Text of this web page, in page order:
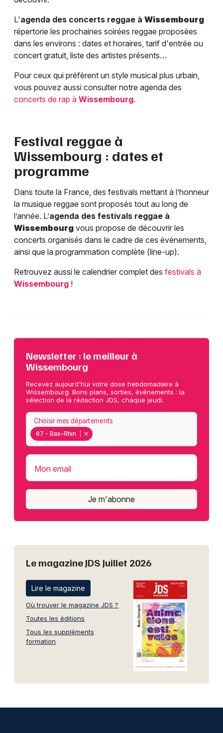
L'agenda des concerts reggae à Wissembourg
répertorie les prochaines soirées reggae proposées
dans les environs : dates et horaires, tarif d'entrée ou
concert gratuit, liste des artistes présents…
Pour ceux qui préfèrent un style musical plus urbain,
vous pouvez aussi consulter notre agenda des
concerts de rap à Wissembourg.
Festival reggae à
Wissembourg : dates et
programme
Dans toute la France, des festivals mettant à l’honneur
la musique reggae sont proposés tout au long de
l’année. L’agenda des festivals reggae à
Wissembourg vous propose de découvrir les
concerts organisés dans le cadre de ces événements,
ainsi que la programmation complète (line-up).
Retrouvez aussi le calendrier complet des festivals à
Wissembourg !
Newsletter : le meilleur à
Wissembourg
Recevez aujourd'hui votre dose hebdomadaire à
Wissembourg. Bons plans, sorties, événements : la
sélection de la rédaction JDS, chaque jeudi.
67 - Bas-Rhin
Choisir mes départements
Mon email
Je m'abonne
Le magazine JDS Juillet 2026
Lire le magazine
Où trouver le magazine JDS ?
Toutes les éditions
Tous les suppléments
formation